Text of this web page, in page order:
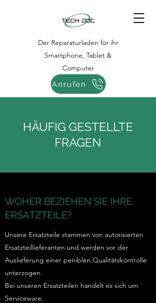
Der Reparaturladen für ihr
Smartphone, Tablet &
Computer
Anrufen
HÄUFIG GESTELLTE
FRAGEN
WOHER BEZIEHEN SIE IHRE
ERSATZTEILE?
Unsere Ersatzteile stammen von autorisierten
Ersatzteillieferanten und werden vor der
Auslieferung einer peniblen Qualitätskontrolle
unterzogen.
Bei unseren Ersatzteilen handelt es sich um
Serviceware.